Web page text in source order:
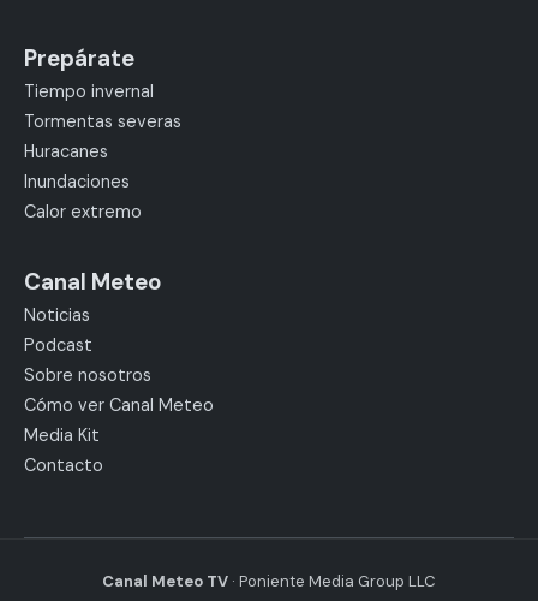
Prepárate
Tiempo invernal
Tormentas severas
Huracanes
Inundaciones
Calor extremo
Canal Meteo
Noticias
Podcast
Sobre nosotros
Cómo ver Canal Meteo
Media Kit
Contacto
Canal Meteo TV · Poniente Media Group LLC